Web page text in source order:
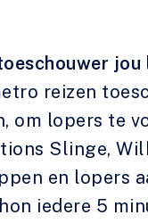
jou
reizen
om lopers te
Slinge,
en lopers
iedere 5